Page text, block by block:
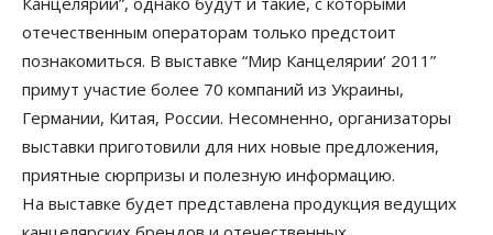
отечественным операторам только предстоит
познакомиться. В выставке “Мир Канцелярии’ 2011”
примут участие более 70 компаний из Украины,
Германии, Китая, России. Несомненно, организаторы
выставки приготовили для них новые предложения,
приятные сюрпризы и полезную информацию.
На выставке будет представлена продукция ведущих